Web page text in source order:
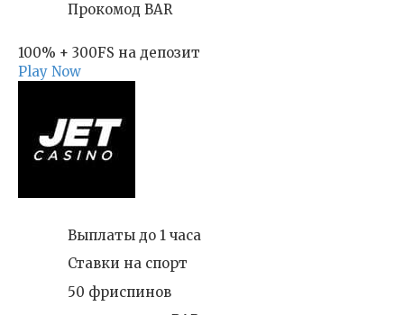
Прокомод BAR
100% + 300FS на депозит
Play Now
Выплаты до 1 часа
Ставки на спорт
50 фриспинов